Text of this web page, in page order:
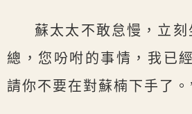
蘇太太不敢怠慢，立
總，您吩咐的事情，我已
請你不要在對蘇楠下手了。